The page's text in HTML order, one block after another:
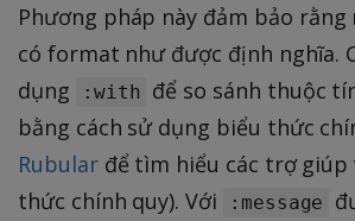
Phương pháp này đảm bảo
có format như được định nghĩa.
dụng
:with để so sánh thuộc
bằng cách sử dụng biểu thức
Rubularđể tìm hiểu các trợ giúp
thức chính quy). Với
:message